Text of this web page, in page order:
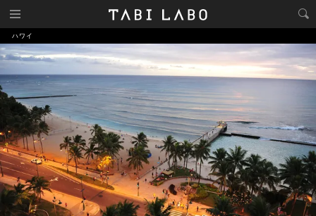
ハワイ